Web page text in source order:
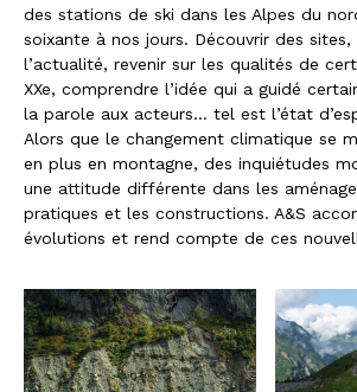
des stations de ski dans les Alpes du
soixante à nos jours. Découvrir des
l’actualité, revenir sur les qualités de
XXe, comprendre l’idée qui a guidé
la parole aux acteurs… tel est l’état
Alors que le changement climatique se
en plus en montagne, des inquiétudes
une attitude différente dans les
pratiques et les constructions. A&S
évolutions et rend compte de ces